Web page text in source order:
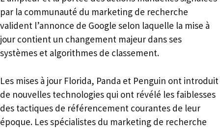
par la communauté du marketing de recherche
valident l’annonce de Google selon laquelle la mise à
jour contient un changement majeur dans ses
systèmes et algorithmes de classement.
Les mises à jour Florida, Panda et Penguin ont introduit
de nouvelles technologies qui ont révélé les faiblesses
des tactiques de référencement courantes de leur
époque. Les spécialistes du marketing de recherche